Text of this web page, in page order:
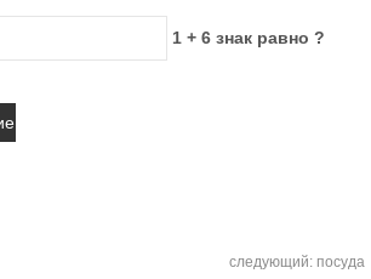
1 + 6 знак равно ?
следующий: посуда